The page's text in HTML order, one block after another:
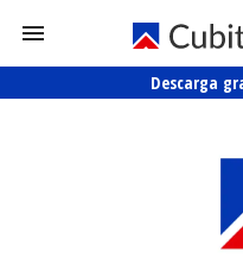
Descarga